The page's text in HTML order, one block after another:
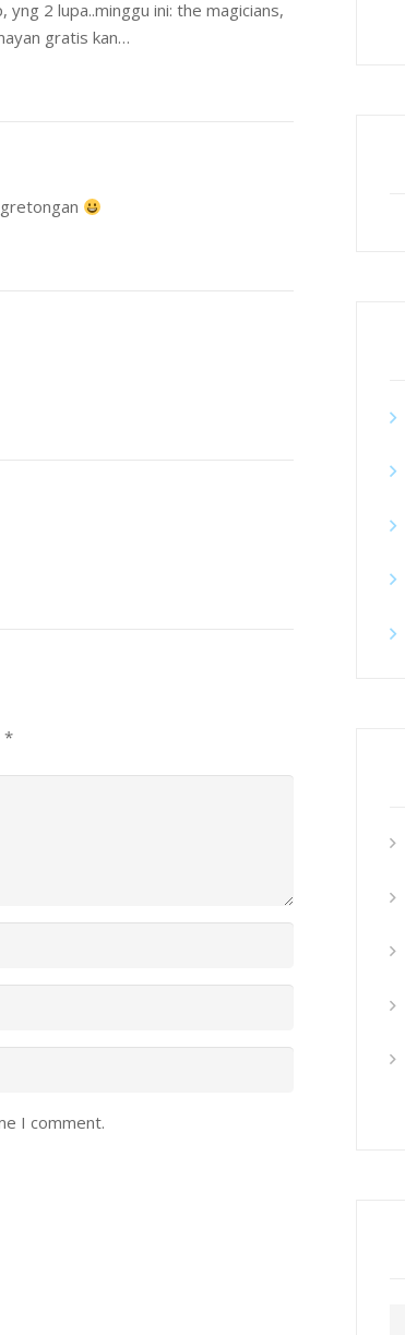
2 lupa..minggu ini: the magicians,
gratis kan…
*
I comment.